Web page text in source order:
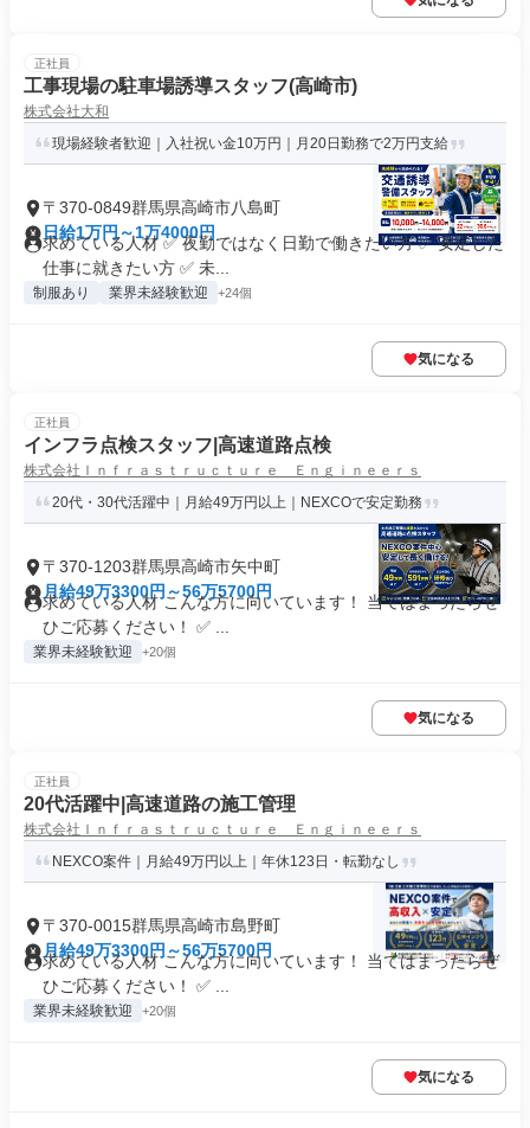
正社員
工事現場の駐車場誘導スタッフ(高崎市)
株式会社大和
現場経験者歓迎｜入社祝い金10万円｜月20日勤務で2万円支給
〒370-0849群馬県高崎市八島町
日給1万円～1万4000円
求めている人材 ✅ 夜勤ではなく日勤で働きたい方 ✅ 安定した
仕事に就きたい方 ✅ 未...
制服あり 業界未経験歓迎 +24個
気になる
正社員
インフラ点検スタッフ|高速道路点検
株式会社Ｉｎｆｒａｓｔｒｕｃｔｕｒｅ Ｅｎｇｉｎｅｅｒｓ
20代・30代活躍中｜月給49万円以上｜NEXCOで安定勤務
〒370-1203群馬県高崎市矢中町
月給49万3300円～56万5700円
求めている人材 こんな方に向いています！ 当てはまったらぜ
ひご応募ください！ ✅ ...
業界未経験歓迎 +20個
気になる
正社員
20代活躍中|高速道路の施工管理
株式会社Ｉｎｆｒａｓｔｒｕｃｔｕｒｅ Ｅｎｇｉｎｅｅｒｓ
NEXCO案件｜月給49万円以上｜年休123日・転勤なし
〒370-0015群馬県高崎市島野町
月給49万3300円～56万5700円
求めている人材 こんな方に向いています！ 当てはまったらぜ
ひご応募ください！ ✅ ...
業界未経験歓迎 +20個
気になる